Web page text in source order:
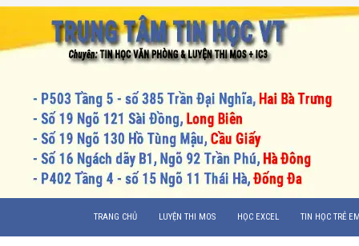
TRANG CHỦ
LUYỆN THI MOS HỌC EXCEL TIN HỌC TRẺ EM